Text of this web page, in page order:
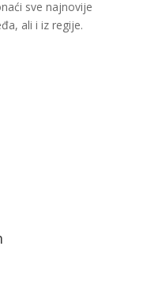
sve najnovije
ali i iz regije.